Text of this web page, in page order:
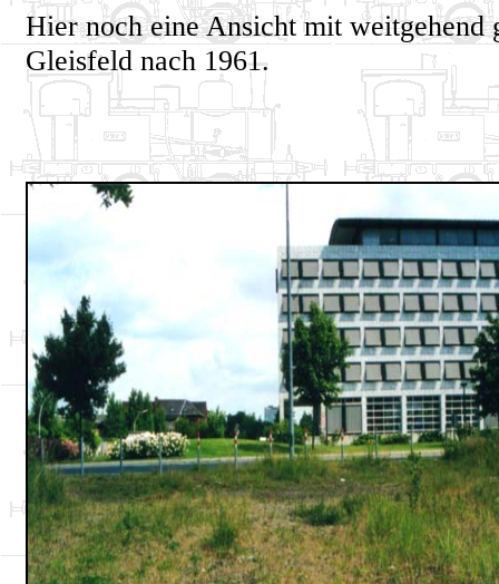
Hier noch eine Ansicht mit weitgehend
Gleisfeld nach 1961.